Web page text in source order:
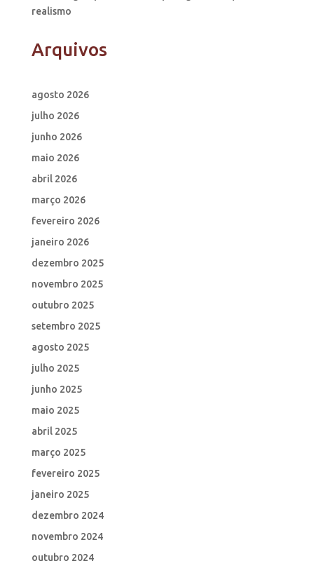
realismo
Arquivos
agosto 2026
julho 2026
junho 2026
maio 2026
abril 2026
março 2026
fevereiro 2026
janeiro 2026
dezembro 2025
novembro 2025
outubro 2025
setembro 2025
agosto 2025
julho 2025
junho 2025
maio 2025
abril 2025
março 2025
fevereiro 2025
janeiro 2025
dezembro 2024
novembro 2024
outubro 2024